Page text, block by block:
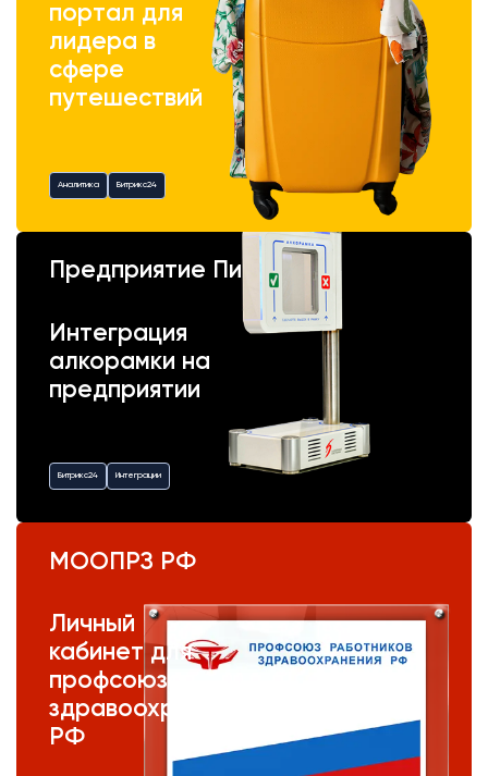
портал для
лидера в
сфере
путешествий
Аналитика Битрикс24
Предприятие Пик
Интеграция
алкорамки на
предприятии
Битрикс24 Интеграции
МООПРЗ РФ
Личный
кабинет для
профсоюза
здравоохранения
РФ